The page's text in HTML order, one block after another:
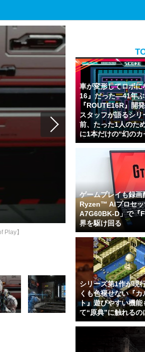
Play】
車が変形してロボに
16』だった―41年
『ROUTE16R』開
スタッフが語るシ
前、たった1人のた
に1本だけの“幻の
ゲームプレイも録
Ryzen™ AIプロセッ
A7G60BK-D」で『
界を駆け回る
シリーズ第1作が現
くも色褪せない『
ト』遊びやすい機
て“原典”に触れるの